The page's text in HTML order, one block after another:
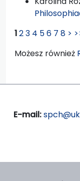
123 4 56 7 8 >
Możesz również
E-mail: